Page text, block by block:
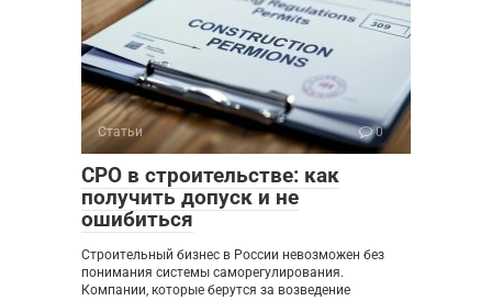
Статьи 0
СРО в строительстве: как
получить допуск и не
ошибиться
Строительный бизнес в России невозможен без
понимания системы саморегулирования.
Компании, которые берутся за возведение